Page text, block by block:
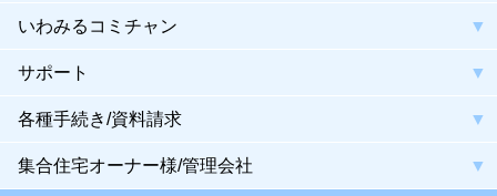
いわみるコミチャン
サポート
各種手続き/資料請求
集合住宅オーナー様/管理会社